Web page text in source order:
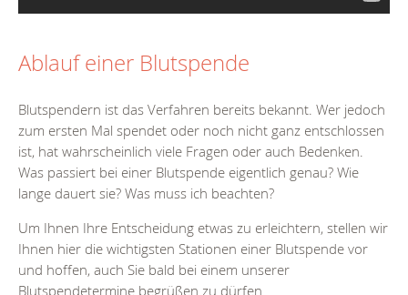
Ablauf einer Blutspende
Blutspendern ist das Verfahren bereits bekannt. Wer jedoch
zum ersten Mal spendet oder noch nicht ganz entschlossen
ist, hat wahrscheinlich viele Fragen oder auch Bedenken.
Was passiert bei einer Blutspende eigentlich genau? Wie
lange dauert sie? Was muss ich beachten?
Um Ihnen Ihre Entscheidung etwas zu erleichtern, stellen wir
Ihnen hier die wichtigsten Stationen einer Blutspende vor
und hoffen, auch Sie bald bei einem unserer
Blutspendetermine begrüßen zu dürfen